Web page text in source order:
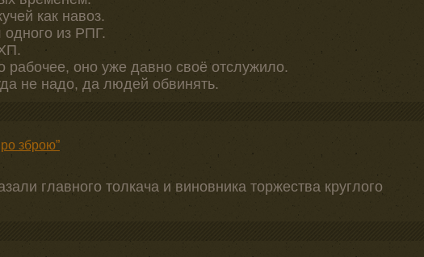
как навоз.
из РПГ.
рабочее, оно уже давно своё отслужило.
не надо, да людей обвинять.
зброю”
главного толкача и виновника торжества круглого